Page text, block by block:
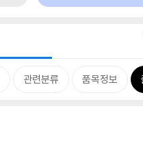
관련분류 품목정보